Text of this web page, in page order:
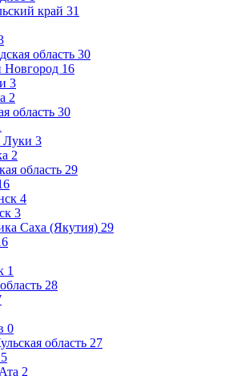
край 31
область 30
Новгород 16
3
2
область 30
Луки 3
2
область 29
4
3
Саха (Якутия) 29
1
28
0
область 27
5
2